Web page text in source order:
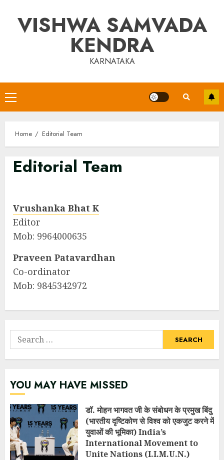
contentVISHWA SAMVADA
KENDRA
KARNATAKA
Primary
Menu
Home Editorial Team
Editorial Team
Vrushanka Bhat K
Editor
Mob: 9964000635
Praveen Patavardhan
Co-ordinator
Mob: 9845342972
Search
for:
YOU MAY HAVE MISSED
डॉ. मोहन भागवत जी के संबोधन के प्रमुख बिंदु
(भारतीय दृष्टिकोण से विश्व को एकजुट करने में
युवाओं की भूमिका) India’s
International Movement to
Unite Nations (I.I.M.U.N.)